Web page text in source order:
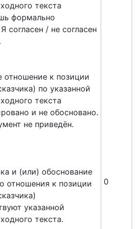
текста
формально
согласен / не согласен
отношение к позиции
по указанной
текста
и не обосновано.
не приведён.
и (или) обоснование
отношения к позиции
указанной
текста.
0